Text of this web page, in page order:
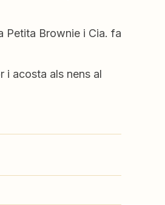
Petita Brownie i Cia. fa
i acosta als nens al